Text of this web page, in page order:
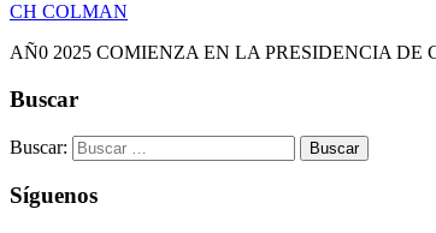
CH COLMAN
AÑ0 2025 COMIENZA EN LA PRESIDENCIA DE
Buscar
Buscar:
Síguenos